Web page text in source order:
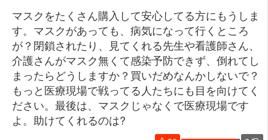
マスクをたくさん購入して安心してる方にもうしま
す。マスクがあっても、病気になって行くところ
が？閉鎖されたり、見てくれる先生や看護師さん、
介護さんがマスク無くて感染予防できず、倒れてし
まったらどうしますか？買いだめなんかしないで？
もっと医療現場で戦ってる人たちにも目を向けてく
ださい。最後は、マスクじゃなくで医療現場です
よ。助けてくれるのは?